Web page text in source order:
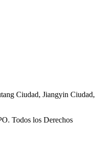
Ciudad, Jiangyin Ciudad,
Todos los Derechos